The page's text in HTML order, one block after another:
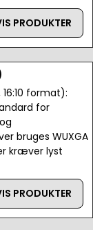
PRODUKTER
16:10 format):
for
bruges WUXGA
kræver lyst
PRODUKTER